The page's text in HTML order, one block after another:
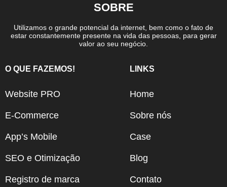
SOBRE
Utilizamos o grande potencial da internet, bem como o fato de
estar constantemente presente na vida das pessoas, para gerar
valor ao seu negócio.
O QUE FAZEMOS!
Website PRO
E-Commerce
App’s Mobile
SEO e Otimização
Registro de marca
LINKS
Home
Sobre nós
Case
Blog
Contato